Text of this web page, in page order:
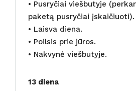
• Pusryčiai viešbutyje
paketą pusryčiai įskaičiuoti).
• Laisva diena.
• Poilsis prie jūros.
• Nakvynė viešbutyje.
13 diena